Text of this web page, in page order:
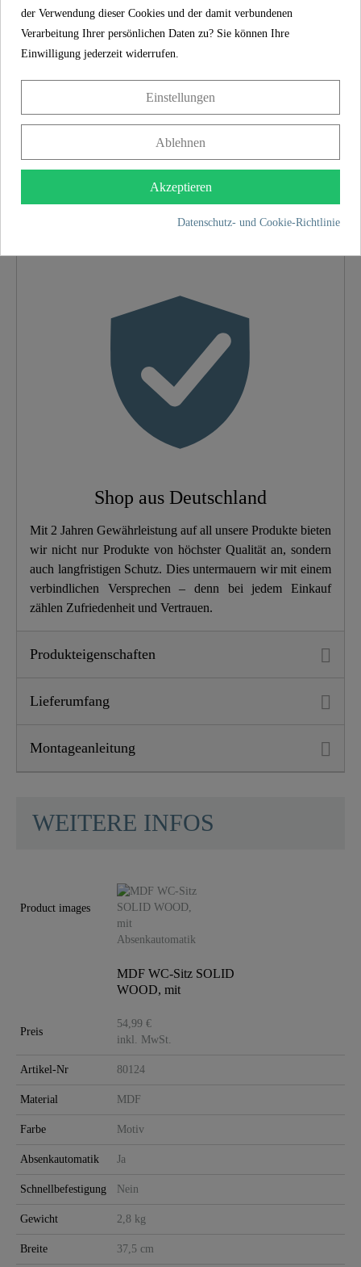
EINFACHE MONTAGE: Vollständiges
Befestigungsmaterial und eine mehrsprachige
Anleitung ist im Lieferumfang enthalten. Damit
Klobrille garantiert.
SCHÜTTE
Material MDF
Motiv
Schnellbefestigung Nein
2,8 Kg
Länge 43,5 Cm
EIGENSCHAFTEN
Shop aus Deutschland
Mit 2 Jahren Gewährleistung auf all unsere Produkte bieten
wir nicht nur Produkte von höchster Qualität an, sondern
auch langfristigen Schutz. Dies untermauern wir mit einem
verbindlichen Versprechen – denn bei jedem Einkauf
zählen Zufriedenheit und Vertrauen.
Produkteigenschaften
Lieferumfang
Montageanleitung
WEITERE INFOS
Product images
MDF WC-Sitz SOLID
WOOD, mit
Preis
54,99 €
inkl. MwSt.
Artikel-Nr 80124
Material MDF
Farbe Motiv
Absenkautomatik Ja
Schnellbefestigung Nein
Gewicht 2,8 kg
Breite 37,5 cm
der Verwendung dieser Cookies und der damit verbundenen
Verarbeitung Ihrer persönlichen Daten zu? Sie können Ihre
Einwilligung jederzeit widerrufen.
Einstellungen
Ablehnen
Akzeptieren
Datenschutz- und Cookie-Richtlinie